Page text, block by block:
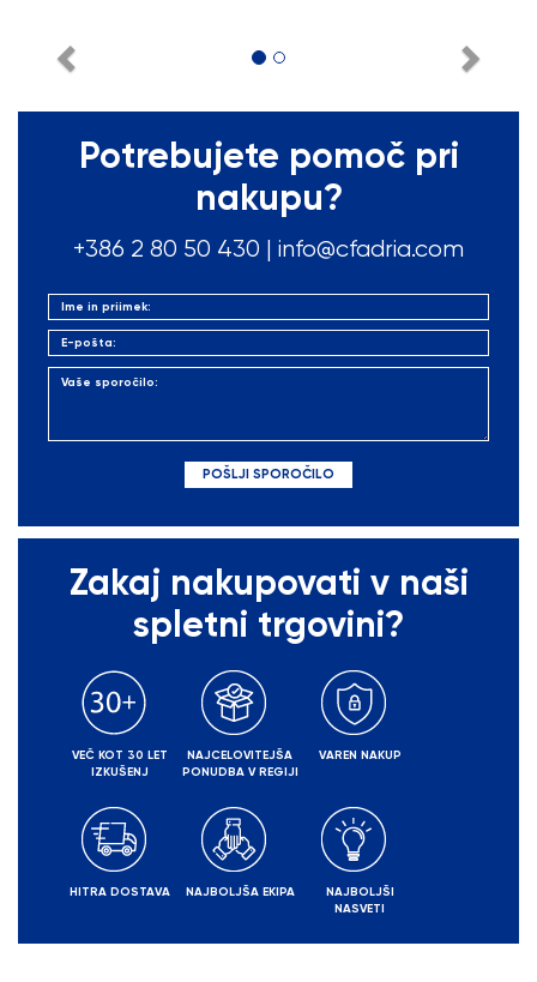
Potrebujete pomoč pri
nakupu?
+386 2 80 50 430 | info@cfadria.com
Zakaj nakupovati v naši
spletni trgovini?
VEČ KOT 30 LET
IZKUŠENJ
NAJCELOVITEJŠA
PONUDBA V REGIJI
VAREN NAKUP
HITRA DOSTAVA NAJBOLJŠA EKIPA
NAJBOLJŠI
NASVETI